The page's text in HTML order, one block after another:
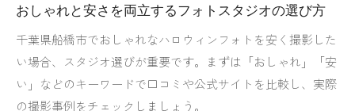
おしゃれと安さを両立するフォトスタジオの選び方
千葉県船橋市でおしゃれなハロウィンフォトを安く撮影した
い場合、スタジオ選びが重要です。まずは「おしゃれ」「安
い」などのキーワードで口コミや公式サイトを比較し、実際
の撮影事例をチェックしましょう。